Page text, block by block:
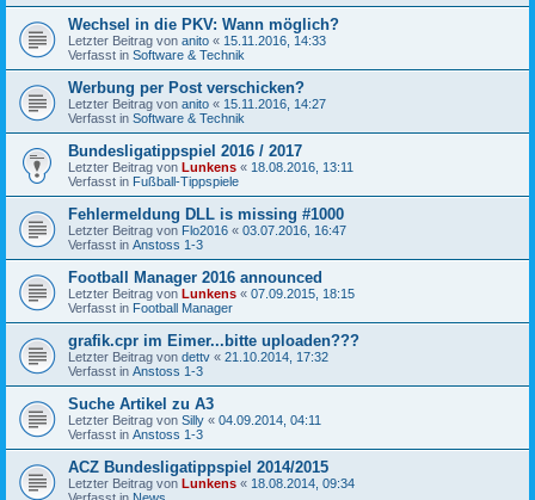
Wechsel in die PKV: Wann möglich?
Letzter Beitrag von anito « 15.11.2016, 14:33
Verfasst in Software & Technik
Werbung per Post verschicken?
Letzter Beitrag von anito « 15.11.2016, 14:27
Verfasst in Software & Technik
Bundesligatippspiel 2016 / 2017
Letzter Beitrag von Lunkens « 18.08.2016, 13:11
Verfasst in Fußball-Tippspiele
Fehlermeldung DLL is missing #1000
Letzter Beitrag von Flo2016 « 03.07.2016, 16:47
Verfasst in Anstoss 1-3
Football Manager 2016 announced
Letzter Beitrag von Lunkens « 07.09.2015, 18:15
Verfasst in Football Manager
grafik.cpr im Eimer...bitte uploaden???
Letzter Beitrag von dettv « 21.10.2014, 17:32
Verfasst in Anstoss 1-3
Suche Artikel zu A3
Letzter Beitrag von Silly « 04.09.2014, 04:11
Verfasst in Anstoss 1-3
ACZ Bundesligatippspiel 2014/2015
Letzter Beitrag von Lunkens « 18.08.2014, 09:34
Verfasst in News